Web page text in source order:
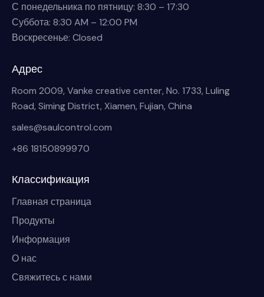
С понедельника по пятницу: 8:30 – 17:30
Суббота: 8:30 AM – 12:00 PM
Воскресенье: Closed
Адрес
Room 2009, Vanke creative center, No. 1733, Luling
Road, Siming District, Xiamen, Fujian, China
sales@saulcontrol.com
+86 18150899970
Классификация
Главная страница
Продукты
Информация
О нас
Свяжитесь с нами